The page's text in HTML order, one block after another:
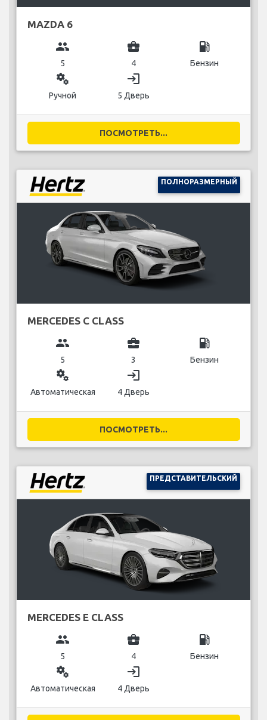
MAZDA 6
group
5
business_center
4
local_gas_station
Бензин
miscellaneous_services
Ручной
login
5 Дверь
ПОСМОТРЕТЬ...
ПОЛНОРАЗМЕРНЫЙ
MERCEDES C CLASS
group
5
business_center
3
local_gas_station
Бензин
miscellaneous_services
Автоматическая
login
4 Дверь
ПОСМОТРЕТЬ...
ПРЕДСТАВИТЕЛЬСКИЙ
MERCEDES E CLASS
group
5
business_center
4
local_gas_station
Бензин
miscellaneous_services
Автоматическая
login
4 Дверь